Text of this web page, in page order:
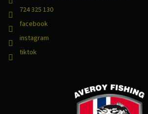
724 325 130
facebook
instagram
tiktok